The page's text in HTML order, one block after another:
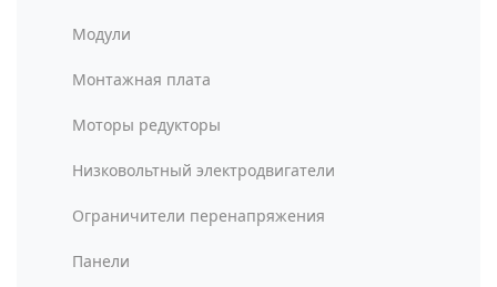
Модули
Монтажная плата
Моторы редукторы
Низковольтный электродвигатели
Ограничители перенапряжения
Панели